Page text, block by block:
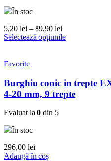
În stoc
5,20 lei – 89,90 lei
de
89,90 lei
Selectează opțiunileAcest
variații.
Opțiunile
pot
Favorite
Burghiu conic in trepte
4-20 mm, 9 trepte
Evaluat la 0 din 5
În stoc
296,00 lei
Adaugă în coș